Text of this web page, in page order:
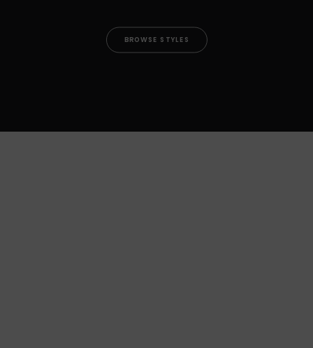
BROWSE STYLES